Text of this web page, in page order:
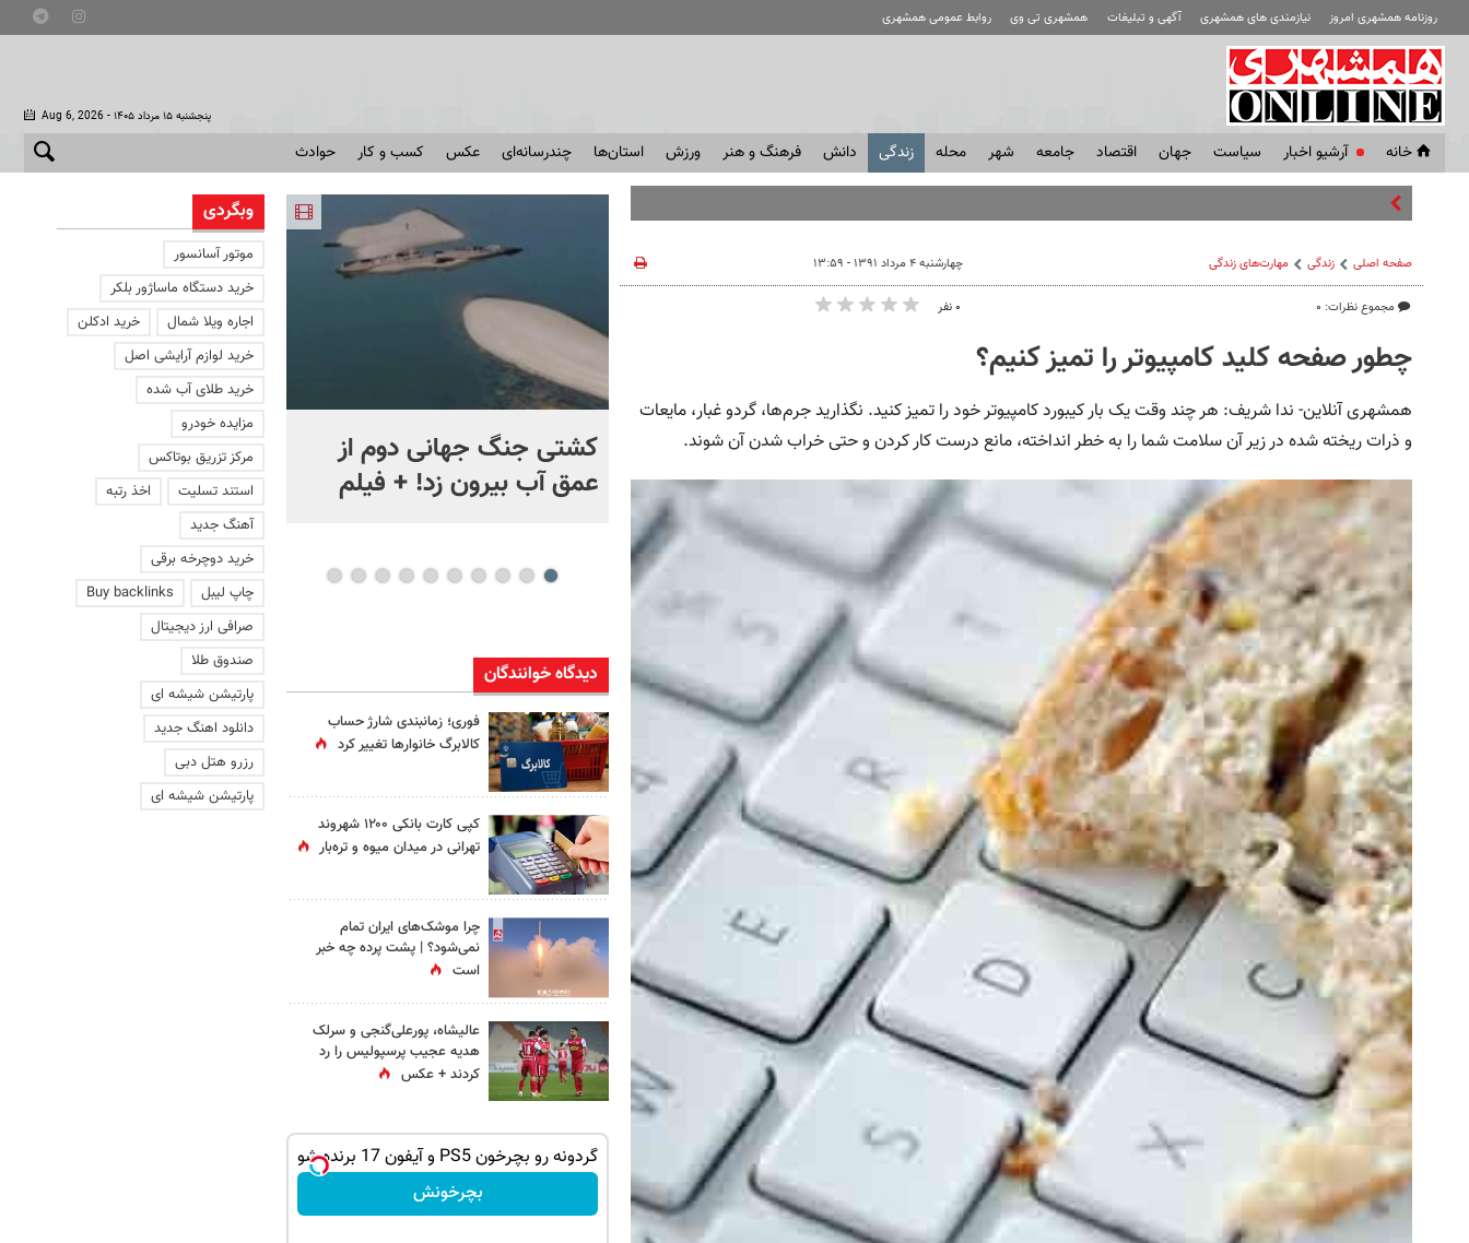
روزنامه همشهری امروز نیازمندی های همشهری آگهی و تبلیغات همشهری تی وی روابط عمومی همشهری
Aug 6, 2026 - پنجشنبه ۱۵ مرداد ۱۴۰۵
خانه آرشیو اخبار سياست جهان اقتصاد جامعه شهر محله زندگی دانش فرهنگ و هنر ورزش استان‌ها چندرسانه‌ای عکس کسب و کار حوادث
صفحه اصلی زندگی مهارت‌های زندگی
مجموع نظرات: ۰
چهارشنبه ۴ مرداد ۱۳۹۱ - ۱۳:۵۹
۰ نفر
چطور صفحه کلید کامپیوتر را تمیز کنیم؟
همشهری آنلاین- ندا شریف: هر چند وقت یک بار کیبورد کامپیوتر خود را تمیز کنید. نگذارید جرم‌ها، گردو غبار، مایعات
و ذرات ریخته شده در زیر آن سلامت شما را به خطر انداخته، مانع درست کار کردن و حتی خراب شدن آن شوند.
برخورد تاریخی موشک فالکون
۹ با ماه + فیلم
کشتی‌ جنگ جهانی دوم از
عمق آب بیرون زد! + فیلم
افشای اطلاعات برای ترور
بارون ترامپ | ماجرای قرار
عاشقانه با یک زن
دیدگاه خوانندگان
فوری؛ زمانبندی‌ شارژ حساب
کالابرگ خانوارها تغییر کرد
کپی کارت بانکی ۱۲۰۰ شهروند
تهرانی در میدان میوه و تره‌بار
چرا موشک‌های ایران تمام
نمی‌شود؟ | پشت پرده چه خبر
است
عالیشاه، پورعلی‌گنجی و سرلک
هدیه عجیب پرسپولیس را رد
کردند + عکس
دریل شارژی با قدرت سوپرمن😉
با گارانتی تعویض)
ثبت سفارش!
به بزرگترین جشنواره ایمپلنت تهران خوش
اومدید! | فقط ۲۵ میلیون !
رزرورایگان نوبت
رجیستر شده 🔥
سفارش بده!
گردونه رو بچرخون PS5 و آیفون 17 برنده شو
بچرخونش
وبگردی
موتور آسانسور
خرید دستگاه ماساژور بلکر
اجاره ویلا شمال
خرید ادکلن
خرید لوازم آرایشی اصل
خرید طلای آب شده
مزایده خودرو
مرکز تزریق بوتاکس
استند تسلیت
اخذ رتبه
آهنگ جدید
خرید دوچرخه برقی
چاپ لیبل
Buy backlinks
صرافی ارز دیجیتال
صندوق طلا
پارتیشن شیشه ای
دانلود اهنگ جدید
رزرو هتل دبی
پارتیشن شیشه ای